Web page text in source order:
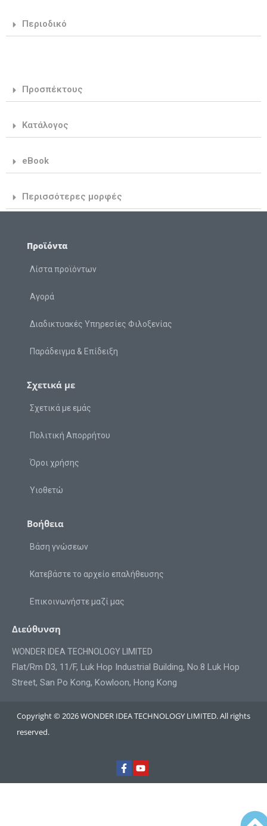
Περιοδικό
Προσπέκτους
Κατάλογος
eBook
Περισσότερες μορφές
Προϊόντα
Λίστα προϊόντων
Αγορά
Διαδικτυακές Υπηρεσίες Φιλοξενίας
Παράδειγμα & Επίδειξη
Σχετικά με
Σχετικά με εμάς
Πολιτική Απορρήτου
Όροι χρήσης
Υιοθετώ
Βοήθεια
Βάση γνώσεων
Κατεβάστε το αρχείο επαλήθευσης
Επικοινωνήστε μαζί μας
Διεύθυνση
WONDER IDEA TECHNOLOGY LIMITED
Flat/Rm D3, 11/F, Luk Hop Industrial Building, No.8 Luk Hop
Street, San Po Kong, Kowloon, Hong Kong
Copyright © 2026 WONDER IDEA TECHNOLOGY LIMITED. All rights
reserved.